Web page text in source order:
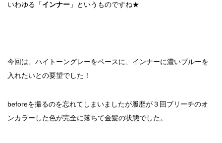
いわゆる「インナー 」というものですね★
今回は、ハイトーングレーをベースに、インナーに濃いブルーを
入れたいとの要望でした！
beforeを撮るのを忘れてしまいましたが履歴が３回ブリーチのオ
ンカラーした色が完全に落ちて金髪の状態でした。